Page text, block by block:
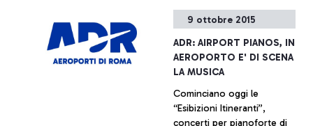
con il Comune di Ciampino
di varia natura, la storia
dell’aeroporto che è anche,
e indissolubilmente, la
9 ottobre 2015
ADR: AIRPORT PIANOS, IN
AEROPORTO E' DI SCENA
LA MUSICA
Cominciano oggi le
“Esibizioni Itineranti”,
concerti per pianoforte di